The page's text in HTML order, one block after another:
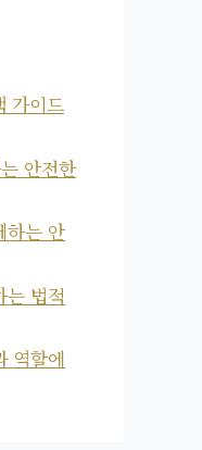
가이드
안전한
하는 안
는 법적
역할에